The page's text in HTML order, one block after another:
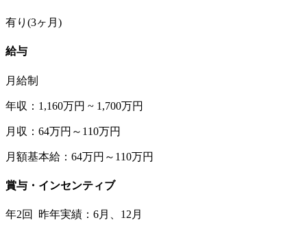
有り(3ヶ月)
給与
月給制
年収：1,160万円 ~ 1,700万円
月収：64万円～110万円
月額基本給：64万円～110万円
賞与・インセンティブ
年2回 昨年実績：6月、12月